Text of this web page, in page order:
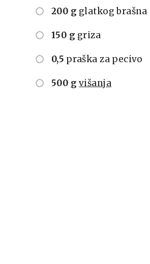
200 g glatkog brašna
150 g griza
0,5 praška za pecivo
500 g višanja